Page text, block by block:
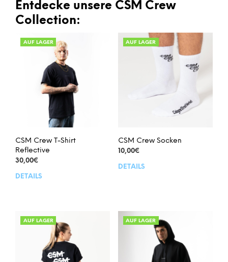
Entdecke unsere CSM Crew
Collection:
AUF LAGER
CSM Crew T-Shirt
Reflective
30,00€
DETAILS
mehrere
Varianten
AUF LAGER
CSM Crew Socken
10,00€
DETAILS
AUF LAGER AUF LAGER